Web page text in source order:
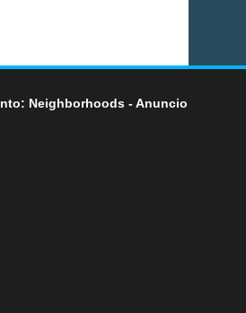
Neighborhoods - Anuncio